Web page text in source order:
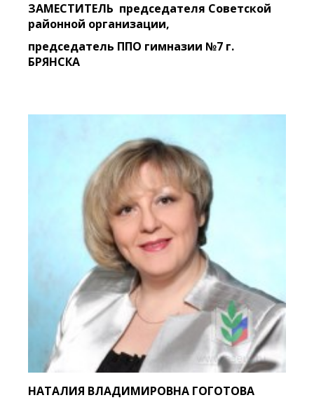
ЗАМЕСТИТЕЛЬ председателя Советской
районной организации,
председатель ППО гимназии №7 г.
БРЯНСКА
НАТАЛИЯ ВЛАДИМИРОВНА ГОГОТОВА